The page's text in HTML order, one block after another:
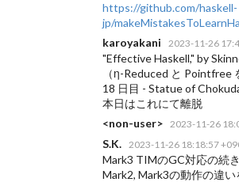
https://github.com/haskell-
jp/
karoyakani
2023-11-26
"Effective Haskell," by
（η-Reduced と
18 日目 - Statue of
本日はこれにて離脱
<non-user>
2023-11-26
S.K. 2023-11-26 18:18:57
Mark3 TIMのGC対応の続
Mark2, Mark3の動作の違